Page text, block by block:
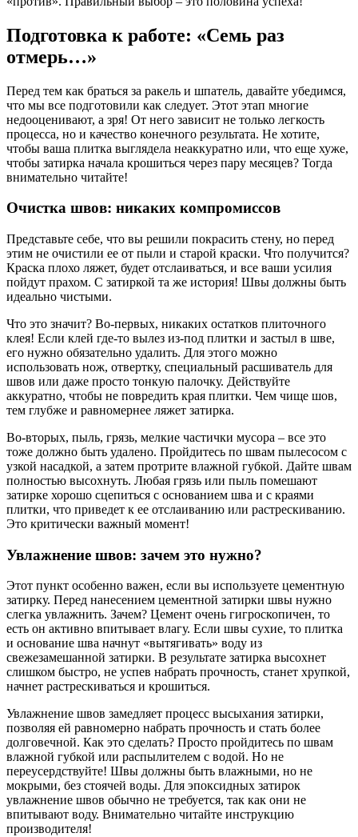
Подготовка к работе: «Семь раз
отмерь…»
Перед тем как браться за ракель и шпатель, давайте убедимся,
что мы все подготовили как следует. Этот этап многие
недооценивают, а зря! От него зависит не только легкость
процесса, но и качество конечного результата. Не хотите,
чтобы ваша плитка выглядела неаккуратно или, что еще хуже,
чтобы затирка начала крошиться через пару месяцев? Тогда
внимательно читайте!
Очистка швов: никаких компромиссов
Представьте себе, что вы решили покрасить стену, но перед
этим не очистили ее от пыли и старой краски. Что получится?
Краска плохо ляжет, будет отслаиваться, и все ваши усилия
пойдут прахом. С затиркой та же история! Швы должны быть
идеально чистыми.
Что это значит? Во-первых, никаких остатков плиточного
клея! Если клей где-то вылез из-под плитки и застыл в шве,
его нужно обязательно удалить. Для этого можно
использовать нож, отвертку, специальный расшиватель для
швов или даже просто тонкую палочку. Действуйте
аккуратно, чтобы не повредить края плитки. Чем чище шов,
тем глубже и равномернее ляжет затирка.
Во-вторых, пыль, грязь, мелкие частички мусора – все это
тоже должно быть удалено. Пройдитесь по швам пылесосом с
узкой насадкой, а затем протрите влажной губкой. Дайте швам
полностью высохнуть. Любая грязь или пыль помешают
затирке хорошо сцепиться с основанием шва и с краями
плитки, что приведет к ее отслаиванию или растрескиванию.
Это критически важный момент!
Увлажнение швов: зачем это нужно?
Этот пункт особенно важен, если вы используете цементную
затирку. Перед нанесением цементной затирки швы нужно
слегка увлажнить. Зачем? Цемент очень гигроскопичен, то
есть он активно впитывает влагу. Если швы сухие, то плитка
и основание шва начнут «вытягивать» воду из
свежезамешанной затирки. В результате затирка высохнет
слишком быстро, не успев набрать прочность, станет хрупкой,
начнет растрескиваться и крошиться.
Увлажнение швов замедляет процесс высыхания затирки,
позволяя ей равномерно набрать прочность и стать более
долговечной. Как это сделать? Просто пройдитесь по швам
влажной губкой или распылителем с водой. Но не
переусердствуйте! Швы должны быть влажными, но не
мокрыми, без стоячей воды. Для эпоксидных затирок
увлажнение швов обычно не требуется, так как они не
впитывают воду. Внимательно читайте инструкцию
производителя!